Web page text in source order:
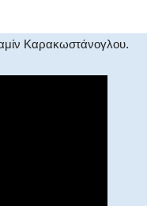
Καρακωστάνογλου.